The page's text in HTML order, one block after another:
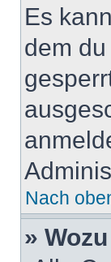
Es
dem
Nach
»